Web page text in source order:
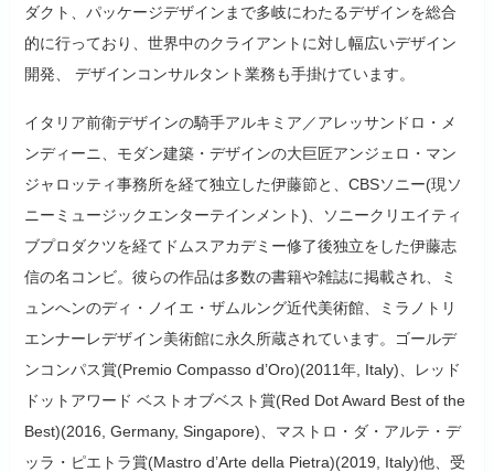
ダクト、パッケージデザインまで多岐にわたるデザインを総合
的に行っており、世界中のクライアントに対し幅広いデザイン
開発、 デザインコンサルタント業務も手掛けています。
イタリア前衛デザインの騎手アルキミア／アレッサンドロ・メ
ンディーニ、モダン建築・デザインの大巨匠アンジェロ・マン
ジャロッティ事務所を経て独立した伊藤節と、CBSソニー(現ソ
ニーミュージックエンターテインメント)、ソニークリエイティ
ブプロダクツを経てドムスアカデミー修了後独立をした伊藤志
信の名コンビ。彼らの作品は多数の書籍や雑誌に掲載され、ミ
ュンへンのディ・ノイエ・ザムルング近代美術館、ミラノトリ
エンナーレデザイン美術館に永久所蔵されています。ゴールデ
ンコンパス賞(Premio Compasso d’Oro)(2011年, Italy)、レッド
ドットアワード ベストオブベスト賞(Red Dot Award Best of the
Best)(2016, Germany, Singapore)、マストロ・ダ・アルテ・デ
ッラ・ピエトラ賞(Mastro d’Arte della Pietra)(2019, Italy)他、受